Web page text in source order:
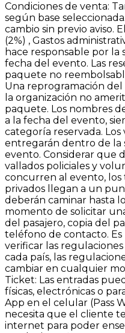
Condiciones de venta:
según base
cambio sin previo aviso.
(2%) , Gastos
hace responsable por la
fecha del evento. Las
paquete no
Una reprogramación
la organización no
paquete. Los nombres
a la fecha del evento,
categoría reservada.
entregarán dentro de la
evento. Considerar que
vallados policiales y
concurren al evento, los
privados llegan a un
deberán caminar hasta
momento de solicitar
del pasajero, copia del
teléfono de contacto. Es
verificar las
cada país, las
cambiar en cualquier
Ticket: Las entradas
físicas, electrónicas o
App en el celular (Pass
necesita que el cliente
internet para poder